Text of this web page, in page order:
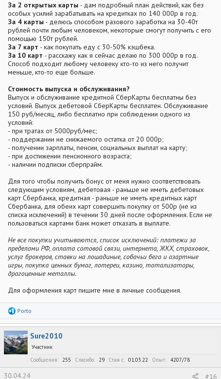
За 2 открытых карты - дам подробный план действий, как без
особых усилий зарабатывать на кредитках по 140 000р в год.
За 4 карты - делюсь способом разового заработка на 30-40т
рублей почти любым человеком, некоторые смогут получить с его
помощью 150т рублей.
За 7 карт - как покупать еду с 30-50% кэшбека.
За 10 карт - расскажу как я сейчас делаю по 300 000р в год.
Способ подходит любому человеку кто-то из него получит
меньше, кто-то еще больше.
Стоимость выпуска и обслуживания?
Выпуск и обслуживание кредитной СберКарты бесплатны без
условий. Выпуск дебетовой СберКарты бесплатен. Обслуживание
150 руб/месяц, либо бесплатно при соблюдении одного из
условий:
- при тратах от 5000руб/мес;
- поддержании не снижаемого остатка от 20 000р;
- получении зарплаты, пенсии, социальных выплат на карту;
- при достижении пенсионного возраста;
- наличии подписки сберпрайм.
Для того чтобы получить бонус от меня нужно соответствовать
следующим условиям, дебетовая - раньше не иметь дебетовых
карт Сбербанка, кредитная - раньше не иметь кредитных карт
Сбербанка, для обеих карт совершить покупку от 500р (не из
списка исключений) в течении 30 дней после оформления. Если не
пользоваться картами банк может отказать в выплате.
Не все покупки учитываются, список исключений: платежи за
пределами РФ, оплата сотовой связи, интернета, ЖКХ, страховок,
услуг брокеров, ставки на лошадиные, собачьи бега и азартные
игры, покупка ценных бумаг, лотереи, казино, тотализаторы,
драгоценные металлы.
Для оформления карт пишите мне в личные сообщения.
Р
а
к
ц
и
и
Porto
Sure2010
Участник
Сообщения
255 Спасибо 29 Стаж c 01.03.22 Опыт 4207/78
30.04.24 #16